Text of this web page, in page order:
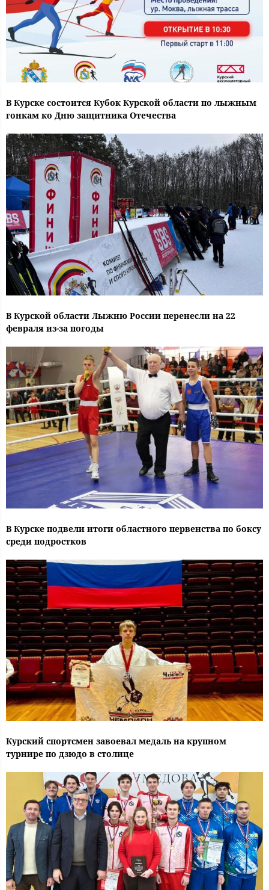
В Курске состоится Кубок Курской области по лыжным
гонкам ко Дню защитника Отечества
В Курской области Лыжню России перенесли на 22
февраля из-за погоды
В Курске подвели итоги областного первенства по боксу
среди подростков
Курский спортсмен завоевал медаль на крупном
турнире по дзюдо в столице